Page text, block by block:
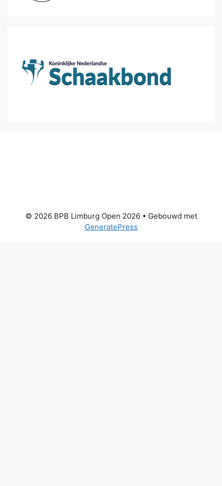
© 2026 BPB Limburg Open 2026• Gebouwd met
GeneratePress